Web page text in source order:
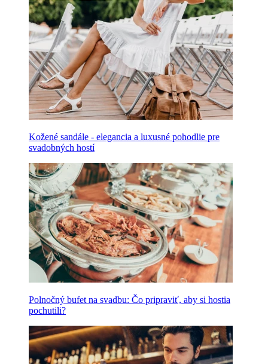
Kožené sandále - elegancia a luxusné pohodlie pre
svadobných hostí
Polnočný bufet na svadbu: Čo pripraviť, aby si hostia
pochutili?